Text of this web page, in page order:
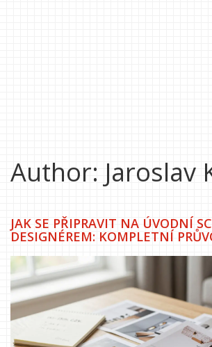
Author: Jaroslav
JAK SE PŘIPRAVIT NA ÚVODNÍ
DESIGNÉREM: KOMPLETNÍ